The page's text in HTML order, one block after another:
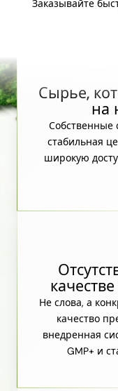
Заказывайте
Сырье,
на
Собственные
стабильная
широкую
Не слова, а
качество
внедренная
GMP+ и